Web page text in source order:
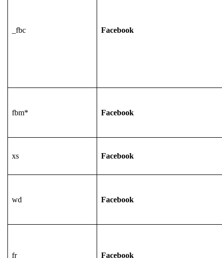
_fbc Facebook
fbm* Facebook
xs Facebook
wd Facebook
fr Facebook